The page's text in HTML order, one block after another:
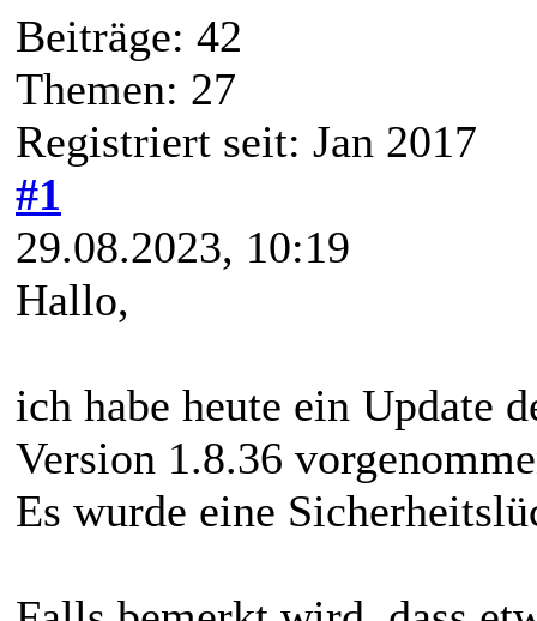
Beiträge: 42
Themen: 27
Registriert seit: Jan 2017
#1
29.08.2023, 10:19
Hallo,
ich habe heute ein Update
Version 1.8.36
Es wurde eine